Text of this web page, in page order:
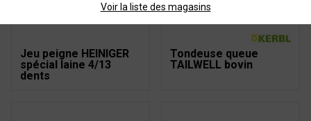
Jeu peigne HEINIGER
spécial laine 4/13
dents
Tondeuse queue
TAILWELL bovin
Voir la liste des magasins